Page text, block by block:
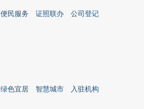
便民服务 证照联办
公司登记
绿色宜居 智慧城市 入驻机构